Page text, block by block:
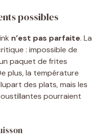
possibles
n’est pas parfaite. La
: impossible de
paquet de frites
plus, la température
des plats, mais les
pourraient